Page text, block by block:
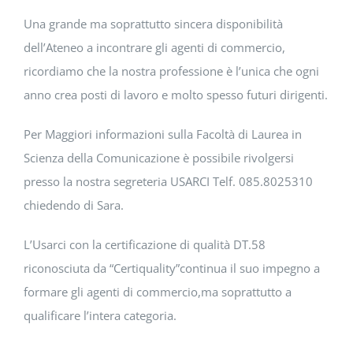
Una grande ma soprattutto sincera disponibilità
dell’Ateneo a incontrare gli agenti di commercio,
ricordiamo che la nostra professione è l’unica che ogni
anno crea posti di lavoro e molto spesso futuri dirigenti.
Per Maggiori informazioni sulla Facoltà di Laurea in
Scienza della Comunicazione è possibile rivolgersi
presso la nostra segreteria USARCI Telf. 085.8025310
chiedendo di Sara.
L’Usarci con la certificazione di qualità DT.58
riconosciuta da “Certiquality”continua il suo impegno a
formare gli agenti di commercio,ma soprattutto a
qualificare l’intera categoria.